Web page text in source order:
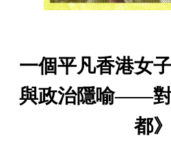
一個平凡香港女
與政治隱喻——
都》